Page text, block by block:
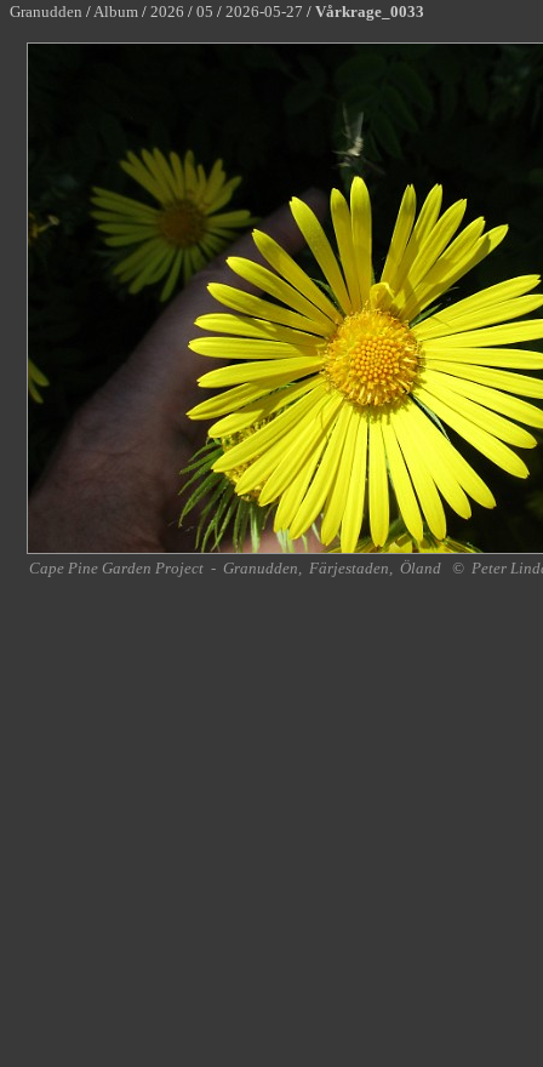
Granudden /Album / 2026 / 05 / 2026-05-27 / Vårkrage_0033
Cape Pine Garden Project - Granudden, Färjestaden, Öland © Peter